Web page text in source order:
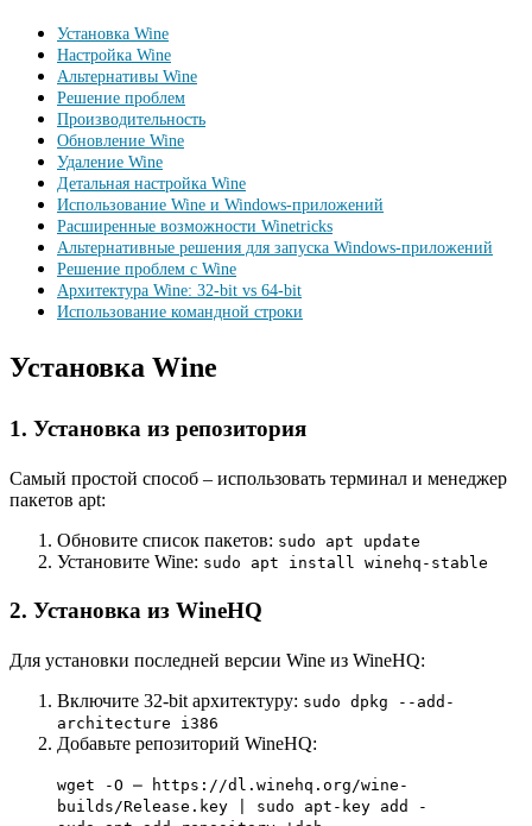
Установка Wine
Настройка Wine
Альтернативы Wine
Решение проблем
Производительность
Обновление Wine
Удаление Wine
Детальная настройка Wine
Использование Wine и Windows-приложений
Расширенные возможности Winetricks
Альтернативные решения для запуска Windows-приложений
Решение проблем с Wine
Архитектура Wine: 32-bit vs 64-bit
Использование командной строки
Установка Wine
1. Установка из репозитория
Самый простой способ – использовать терминал и менеджер
пакетов apt:
Обновите список пакетов: sudo apt update
Установите Wine: sudo apt install winehq-stable
2. Установка из WineHQ
Для установки последней версии Wine из WineHQ:
Включите 32-bit архитектуру: sudo dpkg --add-
architecture i386
Добавьте репозиторий WineHQ:
wget -O ⎼ https://dl.winehq.org/wine-
builds/Release.key | sudo apt-key add -